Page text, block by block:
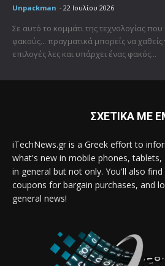
Unpackman - 22 Ιουλίου 2026
Σε αυτό το κομμάτι της τεχνολογίας που
φακούς... πραγματικά μπορείς να
επιλογές λες και υπάρχει ένας φακός...
ΣΧΕΤΙΚΑ ΜΕ
iTechNews.gr is a Greek effort to
what's new in mobile phones,
in general but not only. You'll also
coupons for bargain purchases, and
general news!